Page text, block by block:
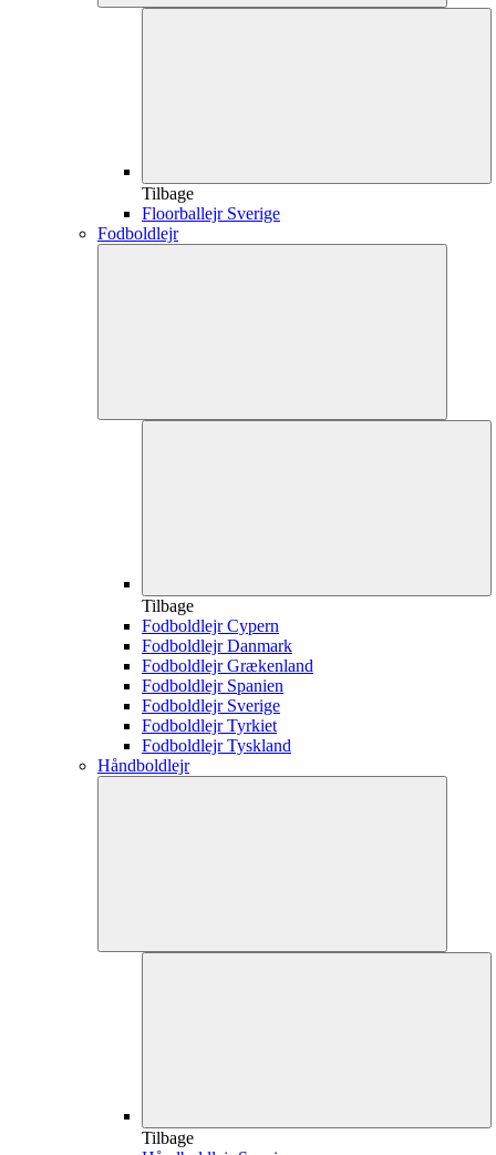
Tilbage
Floorballejr Sverige
Fodboldlejr
Tilbage
Fodboldlejr Cypern
Fodboldlejr Danmark
Fodboldlejr Grækenland
Fodboldlejr Spanien
Fodboldlejr Sverige
Fodboldlejr Tyrkiet
Fodboldlejr Tyskland
Håndboldlejr
Tilbage